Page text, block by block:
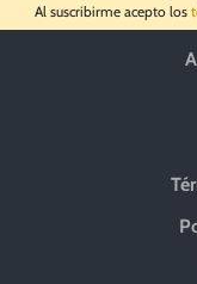
Al suscribirme acepto los